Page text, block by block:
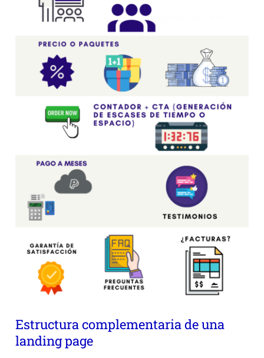
Estructura complementaria de una
landing page